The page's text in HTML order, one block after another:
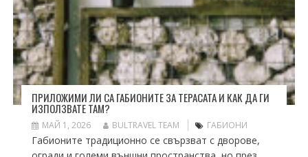
ПРИЛОЖИМИ ЛИ СА ГАБИОНИТЕ ЗА ТЕРАСАТА И КАК ДА ГИ
ИЗПОЛЗВАТЕ ТАМ?
МАЙ 1, 2026 BULTRAVEL TEAM ГАБИОНИ
Габионите традиционно се свързват с дворове,